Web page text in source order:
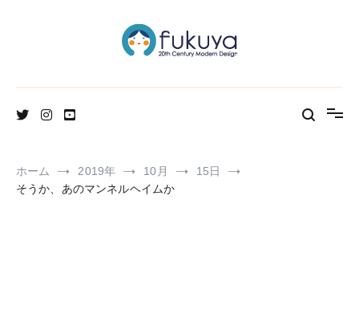
ホーム 2019年 10月
15日
そうか、あのマンネルヘイムか